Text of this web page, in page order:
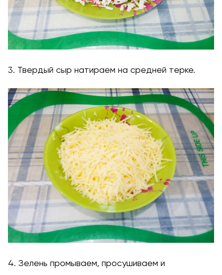
3. Твердый сыр натираем на средней терке.
4. Зелень промываем, просушиваем и